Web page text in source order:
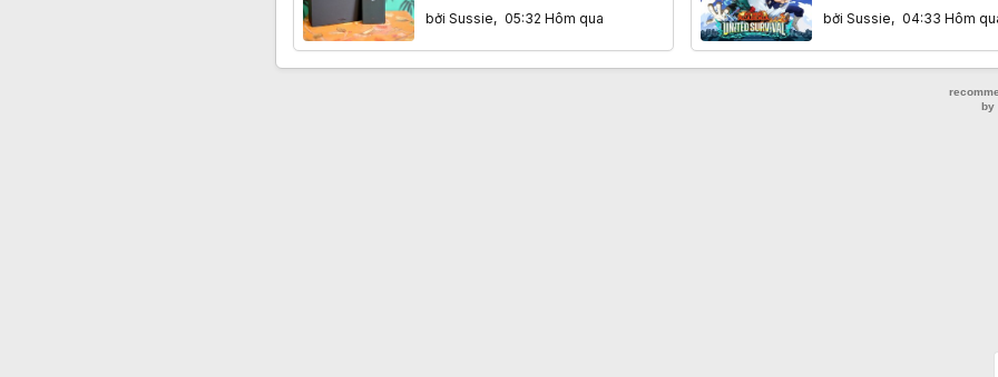
Galaxy Z Fold7 phải dè
bởi Sussie, 05:32 Hôm qua
kiến, đổ bộ di động và
6/8/2026
bởi Sussie, 04:33 Hôm